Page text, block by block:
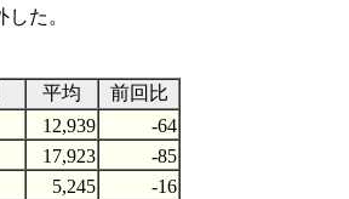
た。
平均
前回比
12,939
-64
17,923
-85
5,245
-16